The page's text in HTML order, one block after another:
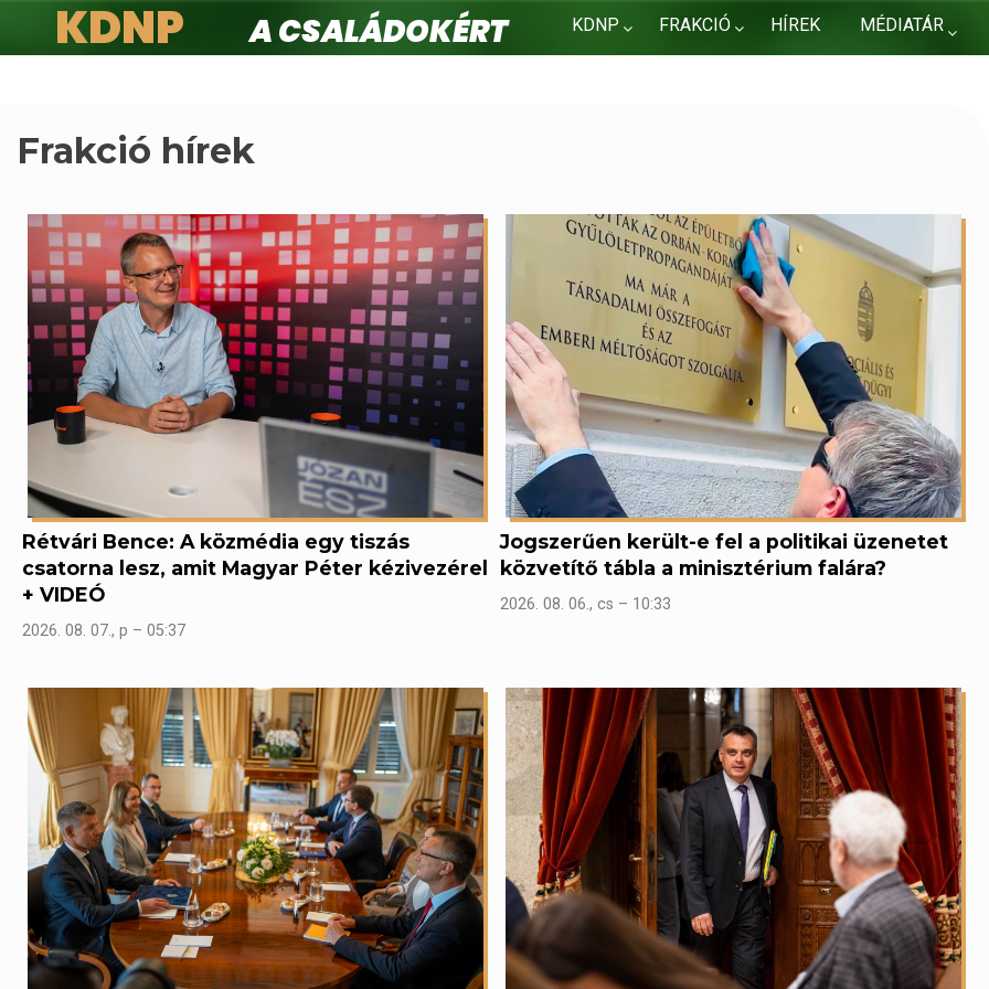
KDNP FRAKCIÓ HÍREK MÉDIATÁR
KDNP
A családokért.
Frakció hírek
Rétvári Bence: A közmédia egy tiszás
csatorna lesz, amit Magyar Péter kézivezérel
+ VIDEÓ
2026. 08. 07., p – 05:37
Jogszerűen került-e fel a politikai üzenetet
közvetítő tábla a minisztérium falára?
2026. 08. 06., cs – 10:33
Oldalszámozás